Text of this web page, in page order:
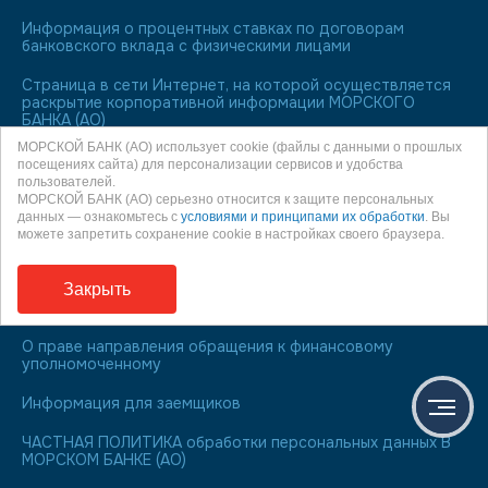
Информация о процентных ставках по договорам
банковского вклада с физическими лицами
Страница в сети Интернет, на которой осуществляется
раскрытие корпоративной информации МОРСКОГО
БАНКА (АО)
Раскрытие МОРСКИМ БАНКОМ (АО) информации
профессионального участника рынка ценных бумаг
(архив)
Лицо, ответственное за полноту, достоверность и
МОРСКОЙ БАНК является участником системы
обязательного страхования вкладов
О праве направления обращения к финансовому
уполномоченному
Информация для заемщиков
ЧАСТНАЯ ПОЛИТИКА обработки персональных данных В
МОРСКОМ БАНКЕ (АО)
МОРСКОЙ БАНК (АО) использует cookie (файлы с данными о прошлых
посещениях сайта) для персонализации сервисов и удобства
пользователей.
МОРСКОЙ БАНК (АО) серьезно относится к защите персональных
данных — ознакомьтесь с условиями и принципами их обработки . Вы
можете запретить сохранение cookie в настройках своего браузера.
Закрыть